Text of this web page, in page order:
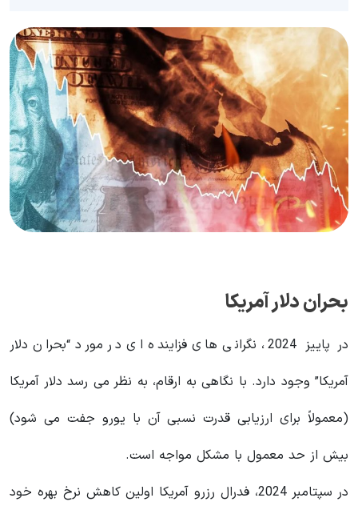
بحران دلار آمریکا
در پاییز 2024، نگرانی های فزاینده ای در مورد “بحران دلار
آمریکا” وجود دارد. با نگاهی به ارقام، به نظر می رسد دلار آمریکا
(معمولاً برای ارزیابی قدرت نسبی آن با یورو جفت می شود)
بیش از حد معمول با مشکل مواجه است.
در سپتامبر 2024، فدرال رزرو آمریکا اولین کاهش نرخ بهره خود